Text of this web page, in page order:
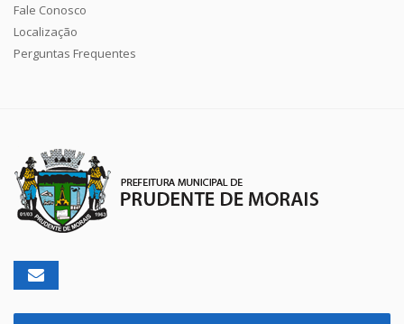
Fale Conosco
Localização
Perguntas Frequentes